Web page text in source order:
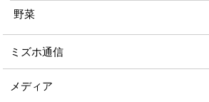
野菜
ミズホ通信
メディア